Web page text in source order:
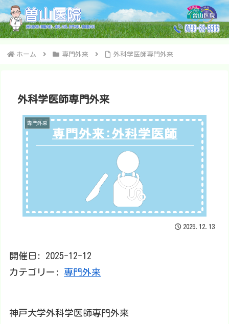
ホーム 専門外来 外科学医師専門外来
外科学医師専門外来
専門外来
2025.12.13
開催日: 2025-12-12
カテゴリー: 専門外来
神戸大学外科学医師専門外来